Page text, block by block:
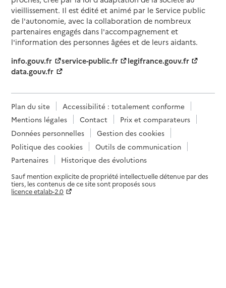
vieillissement. Il est édité et animé par le Service public
de l'autonomie, avec la collaboration de nombreux
partenaires engagés dans l'accompagnement et
l'information des personnes âgées et de leurs aidants.
info.gouv.fr
service-public.fr
legifrance.gouv.fr
data.gouv.fr
Plan du site
Accessibilité : totalement conforme
Mentions légales
Contact
Prix et comparateurs
Données personnelles
Gestion des cookies
Politique des cookies
Outils de communication
Partenaires
Historique des évolutions
Sauf mention explicite de propriété intellectuelle détenue par des
tiers, les contenus de ce site sont proposés sous
licence etalab-2.0